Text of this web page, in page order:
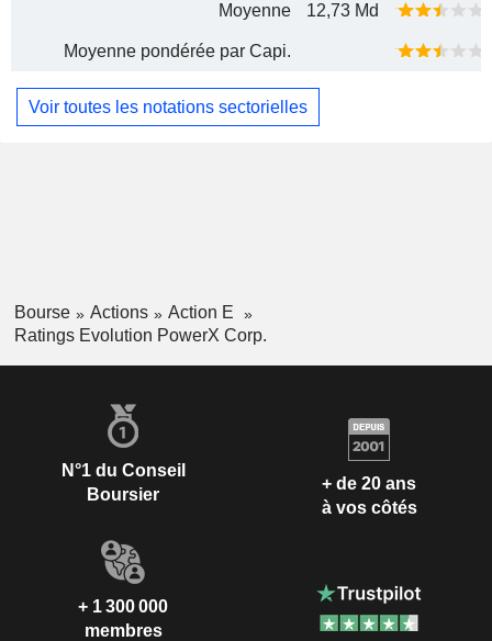
Moyenne 12,73 Md
Moyenne pondérée par Capi.
Voir toutes les notations sectorielles
Bourse Actions
Action E
Ratings Evolution PowerX Corp.
N°1 du Conseil
Boursier
+ de 20 ans
à vos côtés
+ 1 300 000
membres